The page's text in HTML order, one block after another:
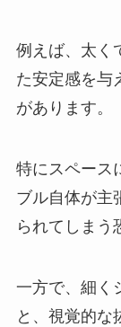
例えば、太く
た安定感を与
があります。
特にスペース
ブル自体が主
られてしまう
一方で、細く
と、視覚的な